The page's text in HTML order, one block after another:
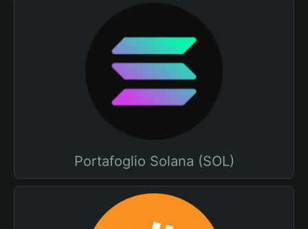
Portafoglio Solana (SOL)